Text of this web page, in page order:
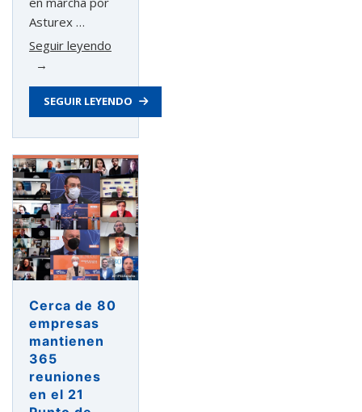
Asturex …
Seguir leyendo
la
participación
de
19
marcas
de
moda
de
Asturias
en
el
Primer
Encuentro
SEGUIR LEYENDO
Cerca de 80
empresas
mantienen
365
reuniones
en el 21